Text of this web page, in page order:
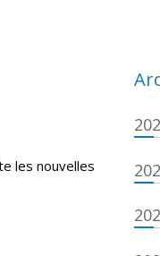
les nouvelles